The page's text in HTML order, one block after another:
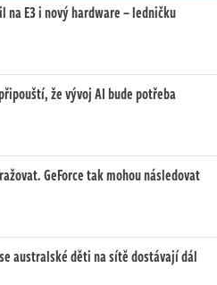
E3 i nový hardware – ledničku
že vývoj AI bude potřeba
GeForce tak mohou následovat
australské děti na sítě dostávají dál